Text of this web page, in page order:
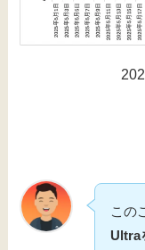
この
Ultra